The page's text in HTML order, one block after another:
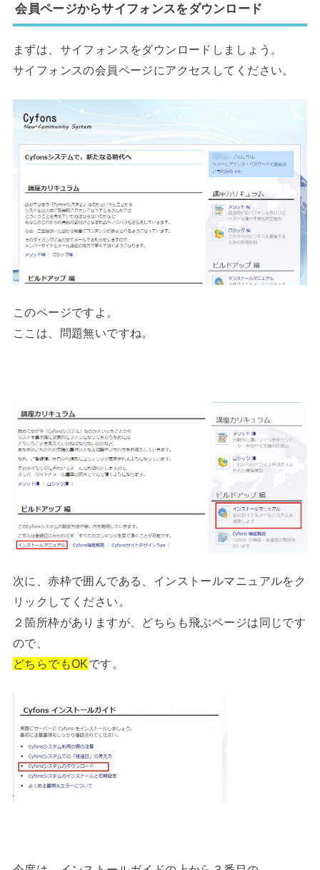
会員ページからサイフォンスをダウンロード
まずは、サイフォンスをダウンロードしましょう。
サイフォンスの会員ページにアクセスしてください。
このページですよ。
ここは、問題無いですね。
次に、赤枠で囲んである、インストールマニュアルをク
リックしてください。
２箇所枠がありますが、どちらも飛ぶページは同じです
ので、
どちらでもOKです。